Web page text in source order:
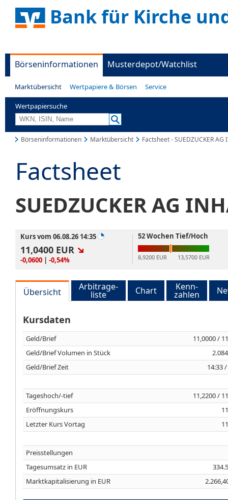
Bank für Kirche
Börseninformationen Musterdepot/Watchlist
Marktübersicht Wertpapiere & Börsen Service
Wertpapiersuche
Börseninformationen Marktübersicht Factsheet - SUEDZUCKER AG
Factsheet
SUEDZUCKER AG
Kurs vom 06.08.26 14:35
11,0400 EUR
-0,0600 | -0,54%
52 Wochen Tief/Hoch
8,9200 EUR 13,5700 EUR
Übersicht Arbitrage-
liste Chart Kenn-
zahlen
Kursdaten
Geld/Brief
11,0000 /
Geld/Brief Volumen in Stück
Geld/Brief Zeit
14:33
Tageshoch/-tief
11,2200 /
Eröffnungskurs
Letzter Kurs Vortag
Preisstellungen
Tagesumsatz in EUR
Marktkapitalisierung in EUR